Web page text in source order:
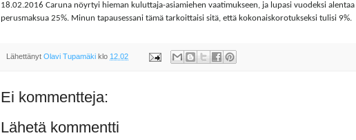
18.02.2016 Caruna nöyrtyi hieman kuluttaja-asiamiehen vaatimukseen, ja lupasi vuodeksi alentaa
perusmaksua 25%. Minun tapausessani tämä tarkoittaisi sitä, että kokonaiskorotukseksi tulisi 9%.
Lähettänyt Olavi Tupamäki klo 12.02
Ei kommentteja:
Lähetä kommentti